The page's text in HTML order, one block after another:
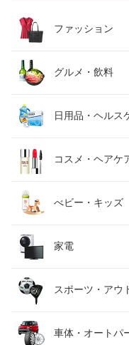
ファッション
レディースファ
メンズファッシ
キッズファッシ
ベビーファッシ
インナー・下着
バッグ・小物・
靴
グルメ・飲料
食品
スイーツ・お菓
水・ソフトドリ
ビール・洋酒
ワイン
日本酒・焼酎
日用品・ヘルス
日用品雑貨・文
ダイエット・健康
医薬品・コンタ
コスメ・ヘアケ
美容・コスメ・
べビー・キッズ
キッズ・ベビー
おもちゃ
家電
家電
TV・オーディオ
スポーツ・アウ
スポーツ・アウ
車体・オートパ